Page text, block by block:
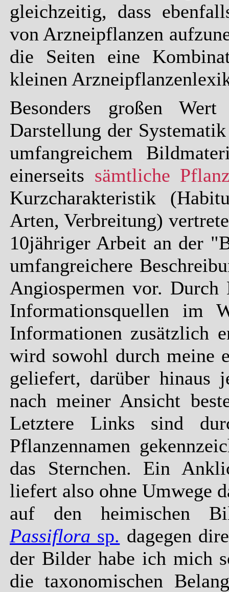
gleichzeitig, dass
von Arzneipflanzen
die Seiten eine
kleinen
Besonders großen
Darstellung der
umfangreichem
einerseits sämtliche
Kurzcharakteristik
Arten, Verbreitung)
10jähriger Arbeit an der
umfangreichere
Angiospermen vor. Durch
Informationsquellen im
Informationen zusätzlich
wird sowohl durch meine
geliefert, darüber hinaus
nach meiner Ansicht
Letztere Links sind
Pflanzennamen
das Sternchen. Ein
liefert also ohne Umwege
auf den heimischen
Passiflora sp. dagegen
der Bilder habe ich mich
die taxonomischen